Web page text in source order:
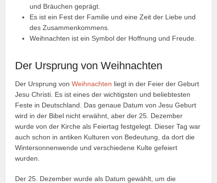
und Bräuchen geprägt.
Es ist ein Fest der Familie und eine Zeit der Liebe und
des Zusammenkommens.
Weihnachten ist ein Symbol der Hoffnung und Freude.
Der Ursprung von Weihnachten
Der Ursprung vonWeihnachten liegt in der Feier der Geburt
Jesu Christi. Es ist eines der wichtigsten und beliebtesten
Feste in Deutschland. Das genaue Datum von Jesu Geburt
wird in der Bibel nicht erwähnt, aber der 25. Dezember
wurde von der Kirche als Feiertag festgelegt. Dieser Tag war
auch schon in antiken Kulturen von Bedeutung, da dort die
Wintersonnenwende und verschiedene Kulte gefeiert
wurden.
Der 25. Dezember wurde als Datum gewählt, um die